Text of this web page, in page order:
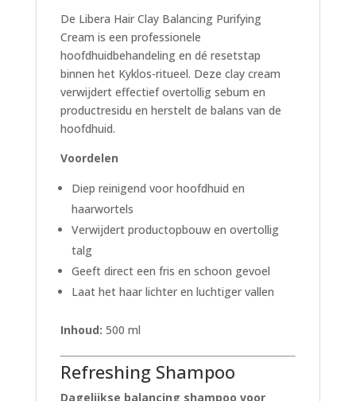
De Libera Hair Clay Balancing Purifying
Cream is een professionele
hoofdhuidbehandeling en dé resetstap
binnen het Kyklos-ritueel. Deze clay cream
verwijdert effectief overtollig sebum en
productresidu en herstelt de balans van de
hoofdhuid.
Voordelen
Diep reinigend voor hoofdhuid en
haarwortels
Verwijdert productopbouw en overtollig
talg
Geeft direct een fris en schoon gevoel
Laat het haar lichter en luchtiger vallen
Inhoud: 500 ml
Refreshing Shampoo
Dagelijkse balancing shampoo voor